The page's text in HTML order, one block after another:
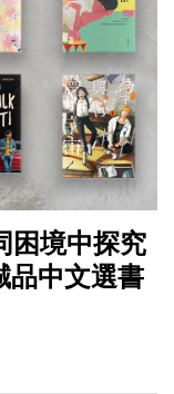
困境中探究
品中文選書